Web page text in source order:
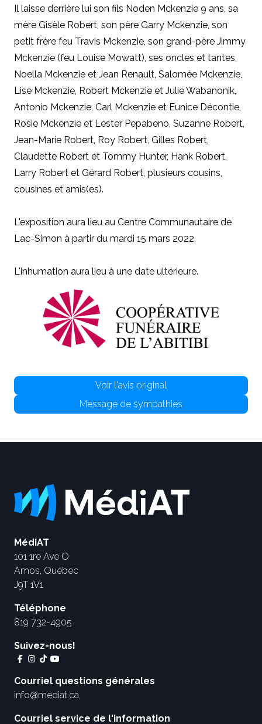
Il laisse derrière lui son fils Noden Mckenzie 9 ans, sa
mère Gisèle Robert, son père Garry Mckenzie, son
petit frère feu Travis Mckenzie, son grand-père Jimmy
Mckenzie (feu Louise Mowatt), ses oncles et tantes,
Noella Mckenzie et Jean Renault, Salomée Mckenzie,
Lise Mckenzie, Robert Mckenzie et Julie Wabanonik,
Antonio Mckenzie, Carl Mckenzie et Eunice Décontie,
Rosie Mckenzie et Lester Pepabeno, Suzanne Robert,
Jean-Marie Robert, Roy Robert, Gilles Robert,
Claudette Robert et Tommy Hunter, Hank Robert,
Larry Robert et Gérard Robert, plusieurs cousins,
cousines et amis(es).
L'exposition aura lieu au Centre Communautaire de
Lac-Simon à partir du mardi 15 mars 2022.
L'inhumation aura lieu à une date ultérieure.
Voir l'avis original
Message de sympathies
MédiAT
101 1re Ave O
Amos, Québec
J9T 1V1
Téléphone
819 732-4905
Suivez-nous!
Courriel questions générales
info@mediat.ca
Courriel service de l'information